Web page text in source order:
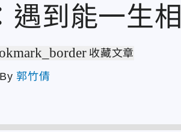
遇到能一生
收藏文章
By郭竹倩